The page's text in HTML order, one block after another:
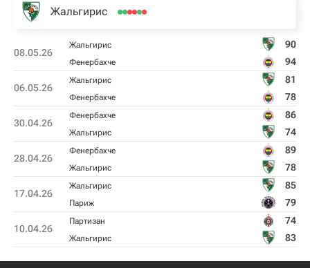
Жальгирис
08.05.26
Жальгирис 90
Фенербахче 94
06.05.26
Жальгирис 81
Фенербахче 78
30.04.26
Фенербахче 86
Жальгирис 74
28.04.26
Фенербахче 89
Жальгирис 78
17.04.26
Жальгирис 85
Париж 79
10.04.26
Партизан 74
Жальгирис 83